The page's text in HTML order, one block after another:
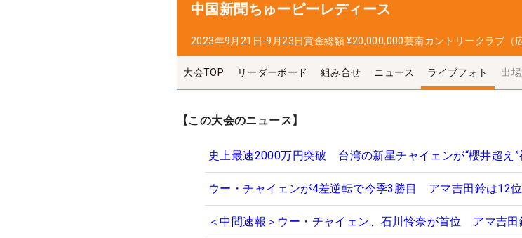
中国新聞ちゅーピーレディース
2023年9月21日-9月23日賞金総額 ¥20,000,000芸南カントリークラブ（
大会TOP リーダーボード 組み合せ ニュース ライブフォト 出
【この大会のニュース】
史上最速2000万円突破 台湾の新星チャイェンが“櫻井超え”
ウー・チャイェンが4差逆転で今季3勝目 アマ吉田鈴は12位
＜中間速報＞ウー・チャイェン、石川怜奈が首位 アマ吉田